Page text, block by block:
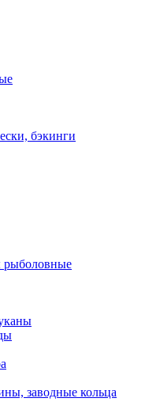
бэкинги
рыболовные
заводные кольца